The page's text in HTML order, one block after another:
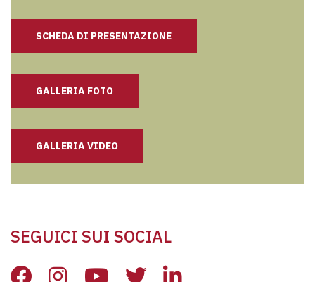
SCHEDA DI PRESENTAZIONE
GALLERIA FOTO
GALLERIA VIDEO
SEGUICI SUI SOCIAL
PER CONTATTARE
PER CONTATTARE
PER CONTATTARE
PERPER